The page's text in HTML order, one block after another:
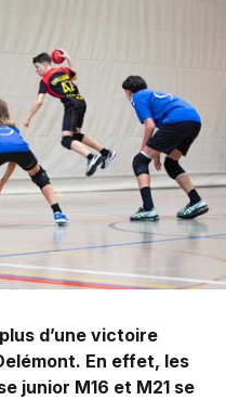
d’une victoire
En effet, les
junior M16 et M21 se